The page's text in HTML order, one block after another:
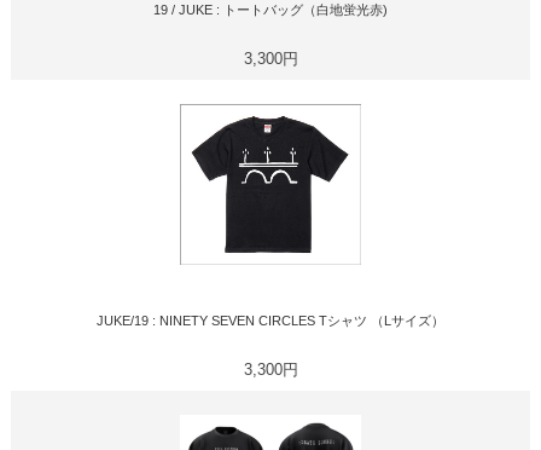
19 / JUKE : トートバッグ（白地蛍光赤)
3,300円
JUKE/19 : NINETY SEVEN CIRCLES Tシャツ （Lサイズ）
3,300円